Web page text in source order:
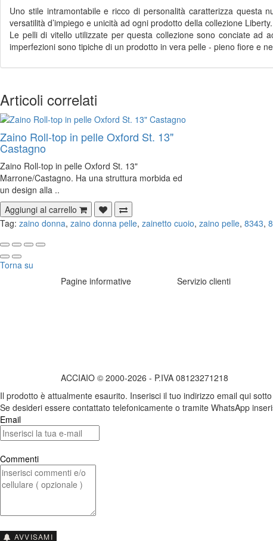
Uno stile intramontabile e ricco di personalità caratterizza questa
versatilità d’impiego e unicità ad ogni prodotto della collezione Liberty.
Le pelli di vitello utilizzate per questa collezione sono conciate ad
imperfezioni sono tipiche di un prodotto in vera pelle - pieno fiore e
Articoli correlati
Zaino Roll-top in pelle Oxford St. 13"
Castagno
Zaino Roll-top in pelle Oxford St. 13"
Marrone/Castagno. Ha una struttura morbida ed
un design alla ..
Aggiungi al carrello
Tag: zaino donna, zaino donna pelle, zainetto cuoio, zaino pelle, 8343,
Torna su
Pagine informative
Servizio clienti
ACCIAIO © 2000-2026 - P.IVA 08123271218
Il prodotto è attualmente esaurito. Inserisci il tuo indirizzo email qui
Se desideri essere contattato telefonicamente o tramite WhatsApp
Email
Commenti
AVVISAMI